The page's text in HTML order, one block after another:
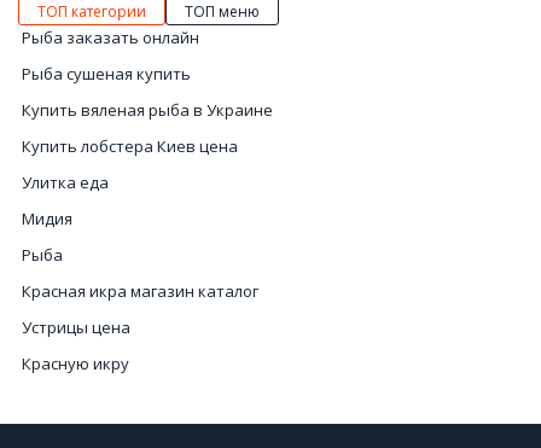
ТОП категории ТОП меню
Рыба заказать онлайн
Рыба сушеная купить
Купить вяленая рыба в Украине
Купить лобстера Киев цена
Улитка еда
Мидия
Рыба
Красная икра магазин каталог
Устрицы цена
Красную икру